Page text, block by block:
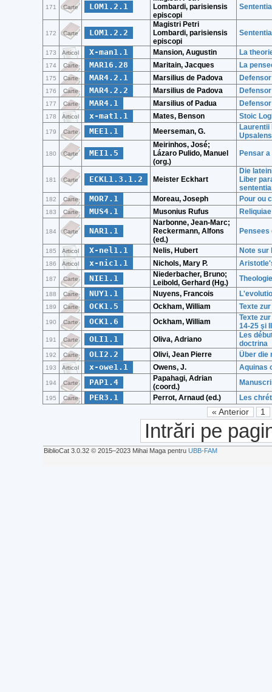
171 Carte LOM1.2.1
Lombardi, parisiensis
episcopi
172 Carte LOM1.2.2
Magistri Petri
Lombardi, parisiensis
episcopi
173 Articol X-man1.1 Mansion, Augustin La
174 Carte MAR16.28 Maritain, Jacques La
175 Carte MAR4.2.1 Marsilius de Padova
176 Carte MAR4.2.2 Marsilius de Padova
177 Carte MAR4.1 Marsilius of Padua
178 Articol x-mat1.1 Mates, Benson Stoic
179 Carte MEE1.1 Meerseman, G.
Laurentii
180 Carte MEI1.5
Meirinhos, José;
Lázaro Pulido, Manuel
(org.)
Pensar
181 Carte ECKL1.3.1.2 Meister Eckhart
Die
Liber
182 Carte MOR7.1 Moreau, Joseph Pour ou
183 Carte MUS4.1 Musonius Rufus
184 Carte NAR1.1
Narbonne, Jean-Marc;
Reckermann, Alfons
(ed.)
185 Articol X-nel1.1 Nelis, Hubert Note sur
186 Articol x-nic1.1 Nichols, Mary P.
187 Carte NIE1.1
Niederbacher, Bruno;
Leibold, Gerhard (Hg.)
188 Carte NUY1.1 Nuyens, Francois
189 Carte OCK1.5 Ockham, William Texte
190 Carte OCK1.6 Ockham, William
Texte
14-25 şi
191 Carte OLI1.1 Oliva, Adriano
Les
doctrina
192 Carte OLI2.2 Olivi, Jean Pierre Über die
193 Articol x-owe1.1 Owens, J. Aquinas
194 Carte PAP1.4
Papahagi, Adrian
(coord.)
195 Carte PER3.1 Perrot, Arnaud (ed.) Les
« Anterior 1
Intrări pe
BiblioCat 3.0.32 © 2015‒2023 Mihai Maga pentru UBB-FAM